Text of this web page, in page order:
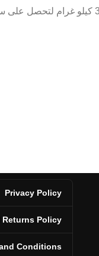
Privacy Policy
Returns Policy
Conditions